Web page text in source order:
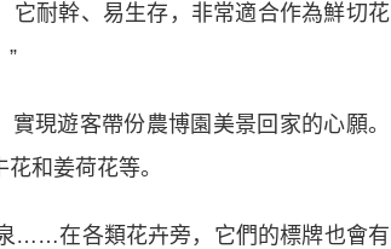
它耐幹、易生存，非常適合作為鮮切花
”
現遊客帶份農博園美景回家的心願。
和姜荷花等。
……在各類花卉旁，它們的標牌也會有